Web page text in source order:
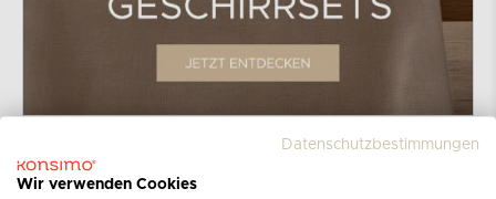
Datenschutzbestimmungen
Wir verwenden Cookies